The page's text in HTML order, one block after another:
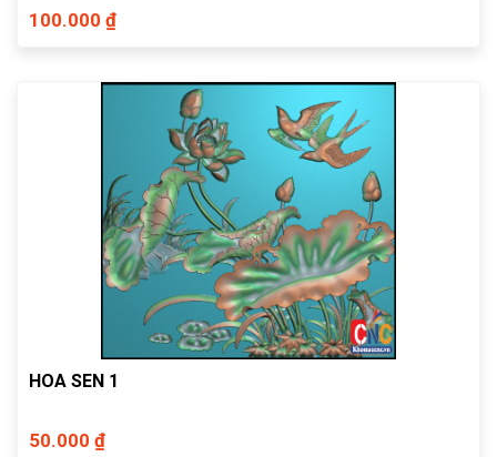
100.000 ₫
HOA SEN 1
50.000 ₫